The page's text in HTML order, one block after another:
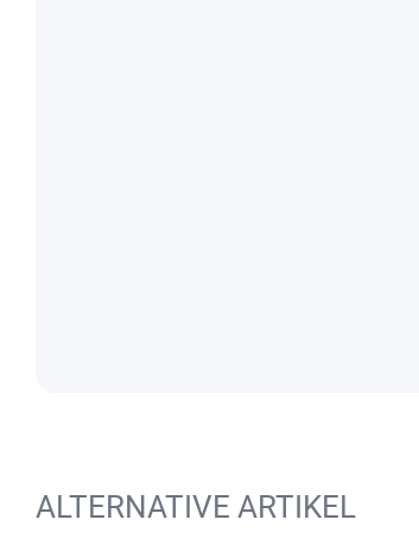
ALTERNATIVE ARTIKEL